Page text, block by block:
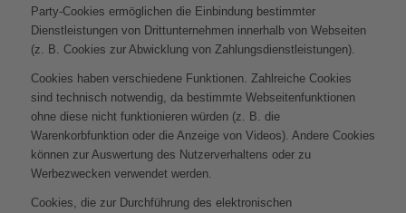
Party-Cookies ermöglichen die Einbindung bestimmter
Dienstleistungen von Drittunternehmen innerhalb von Webseiten
(z. B. Cookies zur Abwicklung von Zahlungsdienstleistungen).
Cookies haben verschiedene Funktionen. Zahlreiche Cookies
sind technisch notwendig, da bestimmte Webseitenfunktionen
ohne diese nicht funktionieren würden (z. B. die
Warenkorbfunktion oder die Anzeige von Videos). Andere Cookies
können zur Auswertung des Nutzerverhaltens oder zu
Werbezwecken verwendet werden.
Cookies, die zur Durchführung des elektronischen